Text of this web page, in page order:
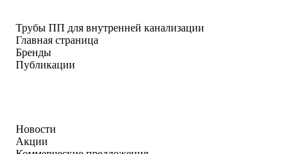
Трубы ПП для внутренней канализации
Главная страница
Бренды
Публикации
Новости
Акции